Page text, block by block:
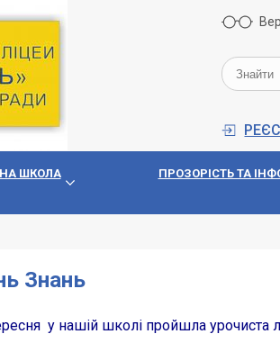
ШКОЛА ПРОЗОРIСТЬ ТА
Знань
у нашій школі пройшла урочиста